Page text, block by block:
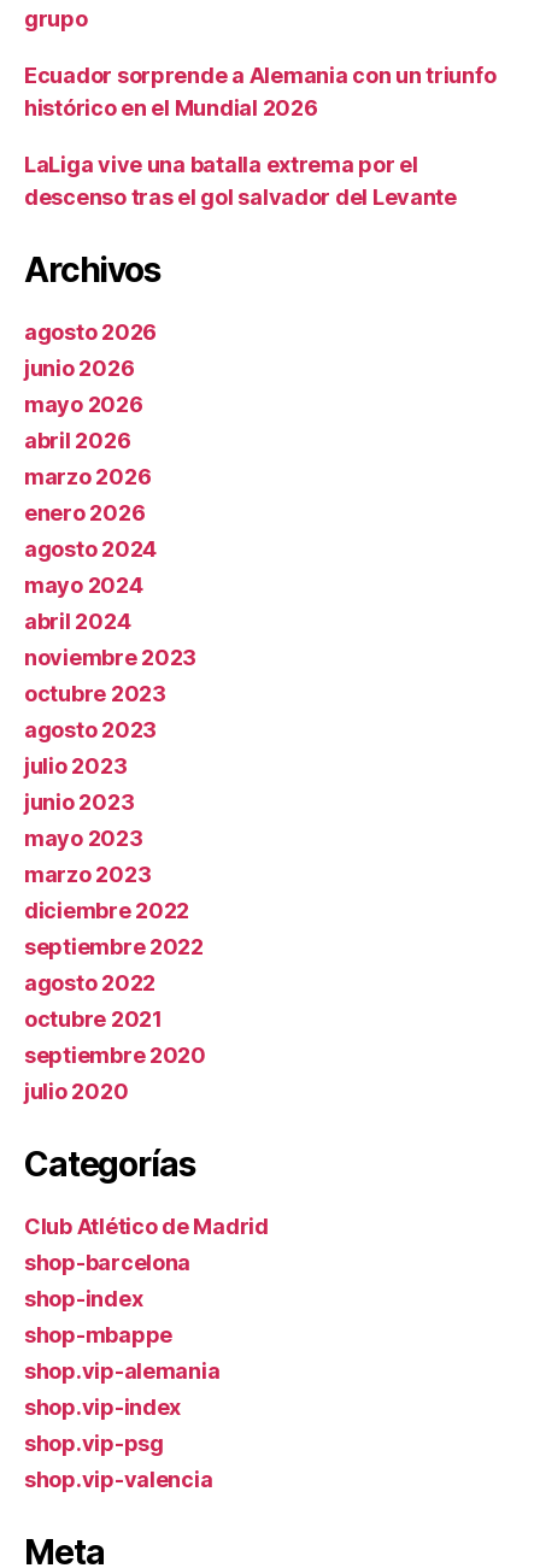
grupo
Ecuador sorprende a Alemania con un triunfo
histórico en el Mundial 2026
LaLiga vive una batalla extrema por el
descenso tras el gol salvador del Levante
Archivos
agosto 2026
junio 2026
mayo 2026
abril 2026
marzo 2026
enero 2026
agosto 2024
mayo 2024
abril 2024
noviembre 2023
octubre 2023
agosto 2023
julio 2023
junio 2023
mayo 2023
marzo 2023
diciembre 2022
septiembre 2022
agosto 2022
octubre 2021
septiembre 2020
julio 2020
Categorías
Club Atlético de Madrid
shop-barcelona
shop-index
shop-mbappe
shop.vip-alemania
shop.vip-index
shop.vip-psg
shop.vip-valencia
Meta